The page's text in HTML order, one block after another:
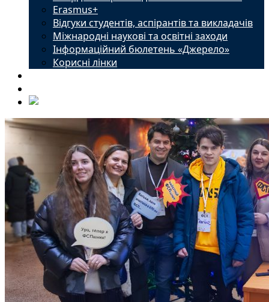
Erasmus+
Відгуки студентів, аспірантів та викладачів
Міжнародні наукові та освітні заходи
Інформаційний бюлетень «Джерело»
Корисні лінки